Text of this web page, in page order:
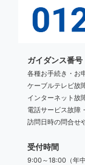
ガイダンス番号
各種お手続き・お
ケーブルテレビ故
インターネット故
電話サービス故障
訪問日時の問合せ
受付時間
9:00～18:00（年中